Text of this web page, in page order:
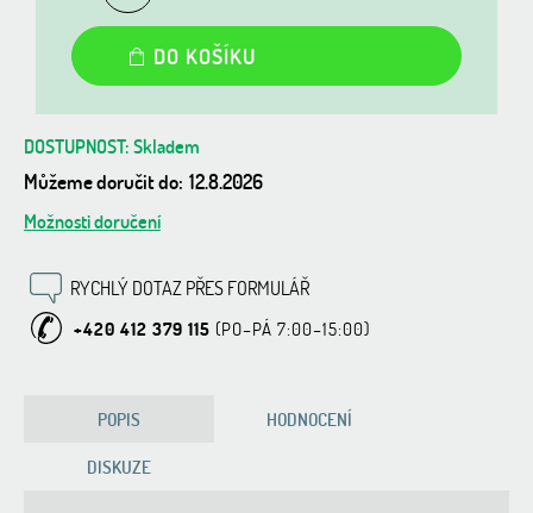
DO KOŠÍKU
Skladem
Můžeme doručit do: 12.8.2026
Možnosti doručení
RYCHLÝ DOTAZ PŘES FORMULÁŘ
+420 412 379 115
POPIS
HODNOCENÍ
DISKUZE